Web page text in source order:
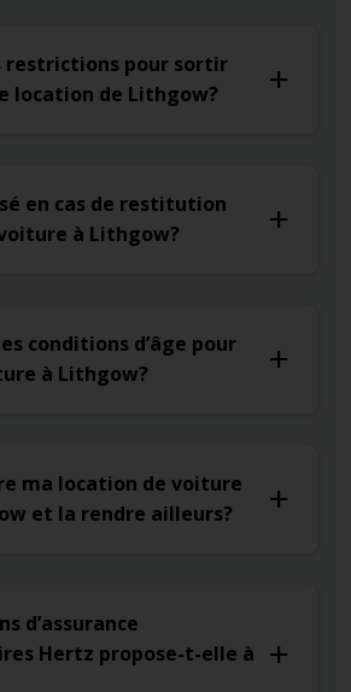
restrictions pour sortir
location de Lithgow?
en cas de restitution
à Lithgow?
conditions d’âge pour
à Lithgow?
ma location de voiture
et la rendre ailleurs?
d’assurance
Hertz propose-t-elle à